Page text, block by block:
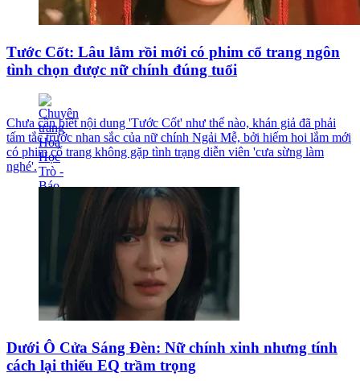
Tước Cốt: Lâu lắm rồi mới có phim cổ trang ngôn
tình chọn được nữ chính đúng tuổi
Chưa cần biết nội dung 'Tước Cốt' như thế nào, khán giả đã phải
tấm tắc trước nhan sắc của nữ chính Ngải Mễ, bởi hiếm hoi lắm mới
có phim cổ trang không gặp tình trạng diễn viên 'cưa sừng làm
nghé'.
Dưới Ô Cửa Sáng Đèn: Nữ chính xinh nhưng tính
cách lại thiếu EQ trầm trọng